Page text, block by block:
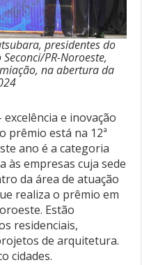
presidentes do
PR-Noroeste,
na abertura da
e inovação
prêmio está na 12ª
ano é a categoria
às empresas cuja sede
da área de atuação
realiza o prêmio em
Estão
residenciais,
de arquitetura.
cidades.